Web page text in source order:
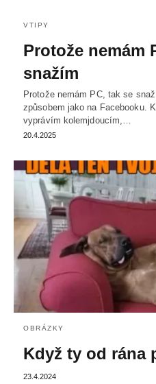
VTIPY
Protože nemám
snažím
Protože nemám PC, tak se
způsobem jako na Facebooku.
vyprávím kolemjdoucím,…
20.4.2025
OBRÁZKY
Když ty od rána
23.4.2024